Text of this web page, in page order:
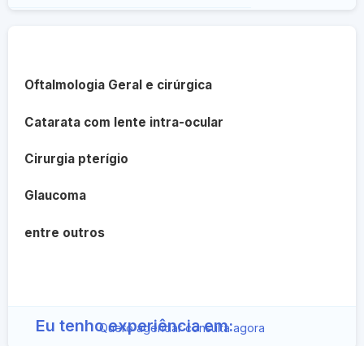
Quero agendar consulta agora
Oftalmologia Geral e cirúrgica
Catarata com lente intra-ocular
Cirurgia pterígio
Glaucoma
entre outros
Eu tenho experiência em: